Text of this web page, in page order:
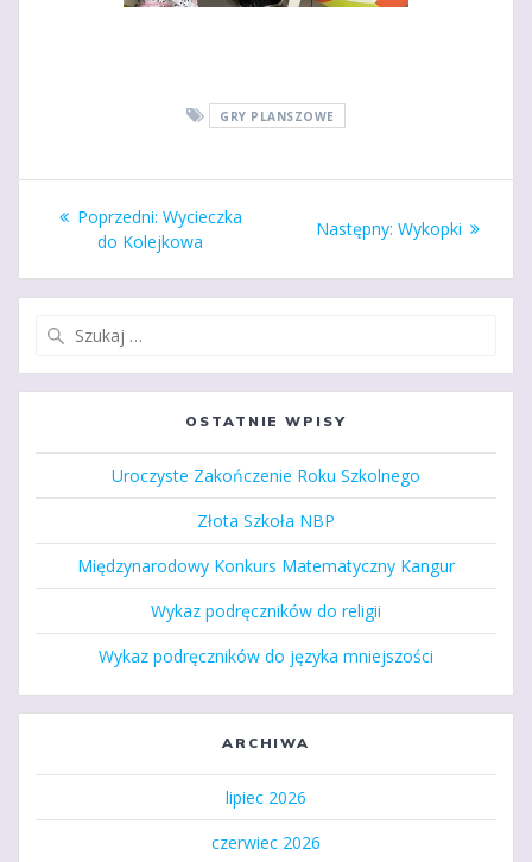
GRY PLANSZOWE
Nawigacja
wpisu
Poprzedni: Poprzedni
wpis:
Wycieczka
do Kolejkowa
Następny: Następny
Wykopki
OSTATNIE WPISY
Uroczyste Zakończenie Roku Szkolnego
Złota Szkoła NBP
Międzynarodowy Konkurs Matematyczny Kangur
Wykaz podręczników do religii
Wykaz podręczników do języka mniejszości
ARCHIWA
lipiec 2026
czerwiec 2026